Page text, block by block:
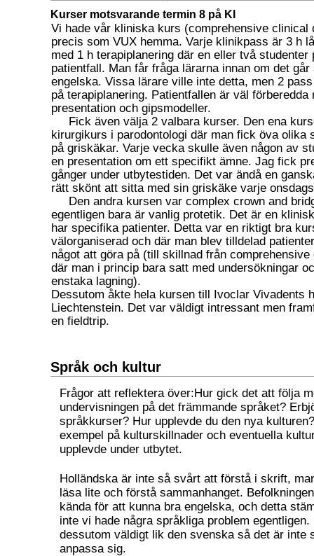
Kurser motsvarande termin 8 på KI
Vi hade vår kliniska kurs (comprehensive clinical
precis som VUX hemma. Varje klinikpass är 3 h
med 1 h terapiplanering där en eller två studenter
patientfall. Man får fråga lärarna innan om det går
engelska. Vissa lärare ville inte detta, men 2
på terapiplanering. Patientfallen är väl förberedda
presentation och gipsmodeller.
Fick även välja 2 valbara kurser. Den ena
kirurgikurs i parodontologi där man fick öva olika
på griskäkar. Varje vecka skulle även någon av
en presentation om ett specifikt ämne. Jag fick
gånger under utbytestiden. Det var ändå en
rätt skönt att sitta med sin griskäke varje
Den andra kursen var complex crown and
egentligen bara är vanlig protetik. Det är en
har specifika patienter. Detta var en riktigt bra
välorganiserad och där man blev tilldelad
något att göra på (till skillnad från
där man i princip bara satt med undersökningar
enstaka lagning).
Dessutom åkte hela kursen till Ivoclar Vivadents
Liechtenstein. Det var väldigt intressant men
en fieldtrip.
Språk och kultur
Frågor att reflektera över:Hur gick det att följa
undervisningen på det främmande språket?
språkkurser? Hur upplevde du den nya
exempel på kulturskillnader och eventuella
upplevde under utbytet.
Holländska är inte så svårt att förstå i skrift,
läsa lite och förstå sammanhanget.
kända för att kunna bra engelska, och detta
inte vi hade några språkliga problem egentligen.
dessutom väldigt lik den svenska så det är inte
anpassa sig.